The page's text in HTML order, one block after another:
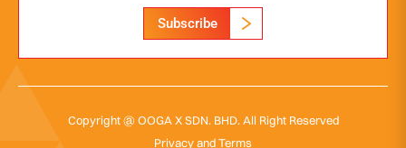
Subscribe
Copyright @ OOGA X SDN. BHD. All Right Reserved
Privacy and Terms